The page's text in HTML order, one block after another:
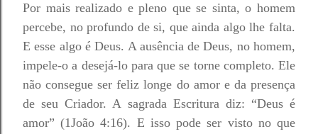
Por mais realizado e pleno que se sinta, o homem
percebe, no profundo de si, que ainda algo lhe falta.
E esse algo é Deus. A ausência de Deus, no homem,
impele-o a desejá-lo para que se torne completo. Ele
não consegue ser feliz longe do amor e da presença
de seu Criador. A sagrada Escritura diz: “Deus é
amor” (1João 4:16). E isso pode ser visto no que